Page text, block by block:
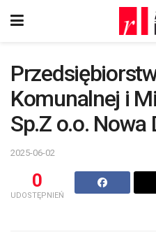
Komunalnej i
Sp.Z o.o. Nowa
2025-06-02
0
UDOSTĘPNIEŃ